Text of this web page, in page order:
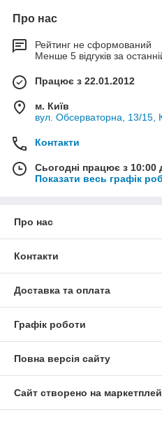
Про нас
Рейтинг не сформований
Менше 5 відгуків за
Працює з 22.01.2012
м. Київ
вул. Обсерваторна, 13/15,
Контакти
Сьогодні працює з 10:00
Показати весь графік
Про нас
Контакти
Доставка та оплата
Графік роботи
Повна версія сайту
Сайт створено на